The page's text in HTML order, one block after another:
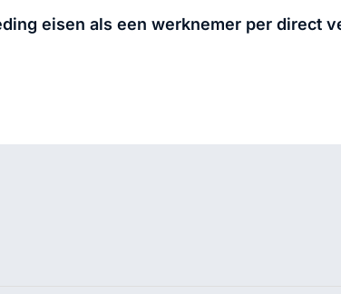
eisen als een werknemer per direct